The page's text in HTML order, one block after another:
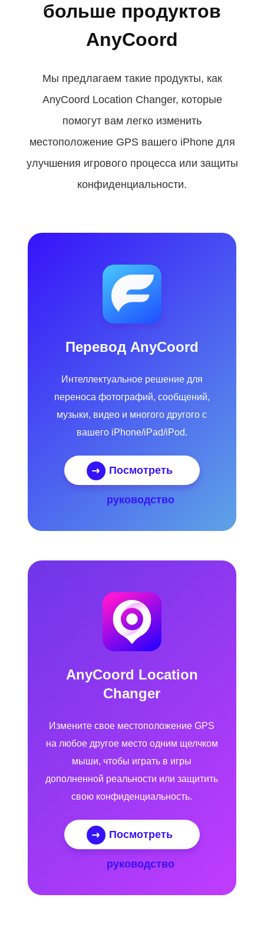
больше продуктов
AnyCoord
Мы предлагаем такие продукты, как
AnyCoord Location Changer, которые
помогут вам легко изменить
местоположение GPS вашего iPhone для
улучшения игрового процесса или защиты
конфиденциальности.
Перевод AnyCoord
Интеллектуальное решение для
переноса фотографий, сообщений,
музыки, видео и многого другого с
вашего iPhone/iPad/iPod.
Посмотреть
руководство
AnyCoord Location
Changer
Измените свое местоположение GPS
на любое другое место одним щелчком
мыши, чтобы играть в игры
дополненной реальности или защитить
свою конфиденциальность.
Посмотреть
руководство